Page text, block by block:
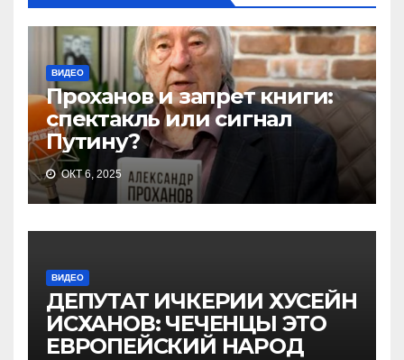
ВИДЕО
Проханов и запрет книги:
спектакль или сигнал
Путину?
ОКТ 6, 2025
ВИДЕО
ДЕПУТАТ ИЧКЕРИИ ХУСЕЙН
ИСХАНОВ: ЧЕЧЕНЦЫ ЭТО
ЕВРОПЕЙСКИЙ НАРОД